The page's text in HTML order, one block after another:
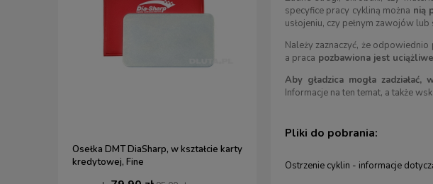
Osełka DMT DiaSharp, w kształcie karty
kredytowej, Fine
specyfice pracy cykliną można nią
usłojeniu, czy pełnym zawojów lub
Należy zaznaczyć, że
a praca pozbawiona jest
Aby gładzica mogła
Informacje na ten temat, a także
Pliki do pobrania:
Ostrzenie cyklin - informacje